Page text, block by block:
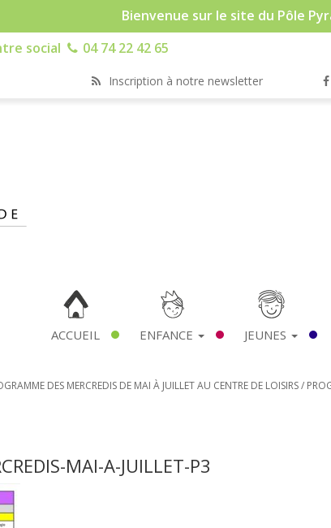
Bienvenue sur le site du Pôle
social
04 74 22 42 65
Inscription à notre newsletter
ACCUEIL ENFANCE JEUNES
DES MERCREDIS DE MAI À JUILLET AU CENTRE DE LOISIRS/
MAI-A-JUILLET-P3